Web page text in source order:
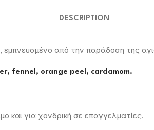
DESCRIPTION
από την παράδοση της
fennel, orange peel, cardamom.
και για χονδρική σε επαγγελματίες.